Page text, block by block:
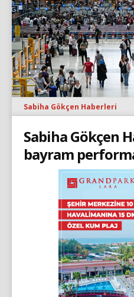
Sabiha Gökçen Haberleri
Sabiha Gökçen
bayram